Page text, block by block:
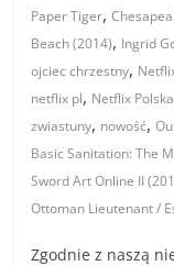
Paper Tiger,
Beach (2014), Ingrid
ojciec chrzestny,
netflix pl, Netflix Polska
zwiastuny, nowość,
Basic Sanitation: The
Sword Art Online II
Ottoman Lieutenant /
Zgodnie z naszą